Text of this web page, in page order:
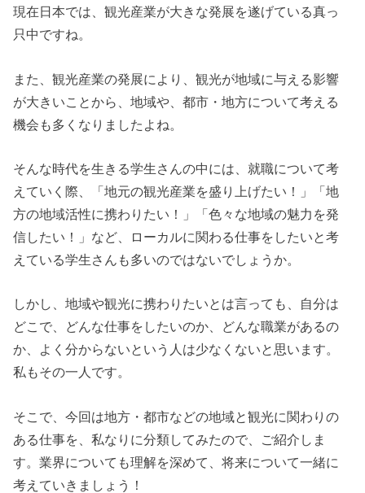
現在日本では、観光産業が大きな発展を遂げている真っ
只中ですね。
また、観光産業の発展により、観光が地域に与える影響
が大きいことから、地域や、都市・地方について考える
機会も多くなりましたよね。
そんな時代を生きる学生さんの中には、就職について考
えていく際、「地元の観光産業を盛り上げたい！」「地
方の地域活性に携わりたい！」「色々な地域の魅力を発
信したい！」など、ローカルに関わる仕事をしたいと考
えている学生さんも多いのではないでしょうか。
しかし、地域や観光に携わりたいとは言っても、自分は
どこで、どんな仕事をしたいのか、どんな職業があるの
か、よく分からないという人は少なくないと思います。
私もその一人です。
そこで、今回は地方・都市などの地域と観光に関わりの
ある仕事を、私なりに分類してみたので、ご紹介しま
す。業界についても理解を深めて、将来について一緒に
考えていきましょう！